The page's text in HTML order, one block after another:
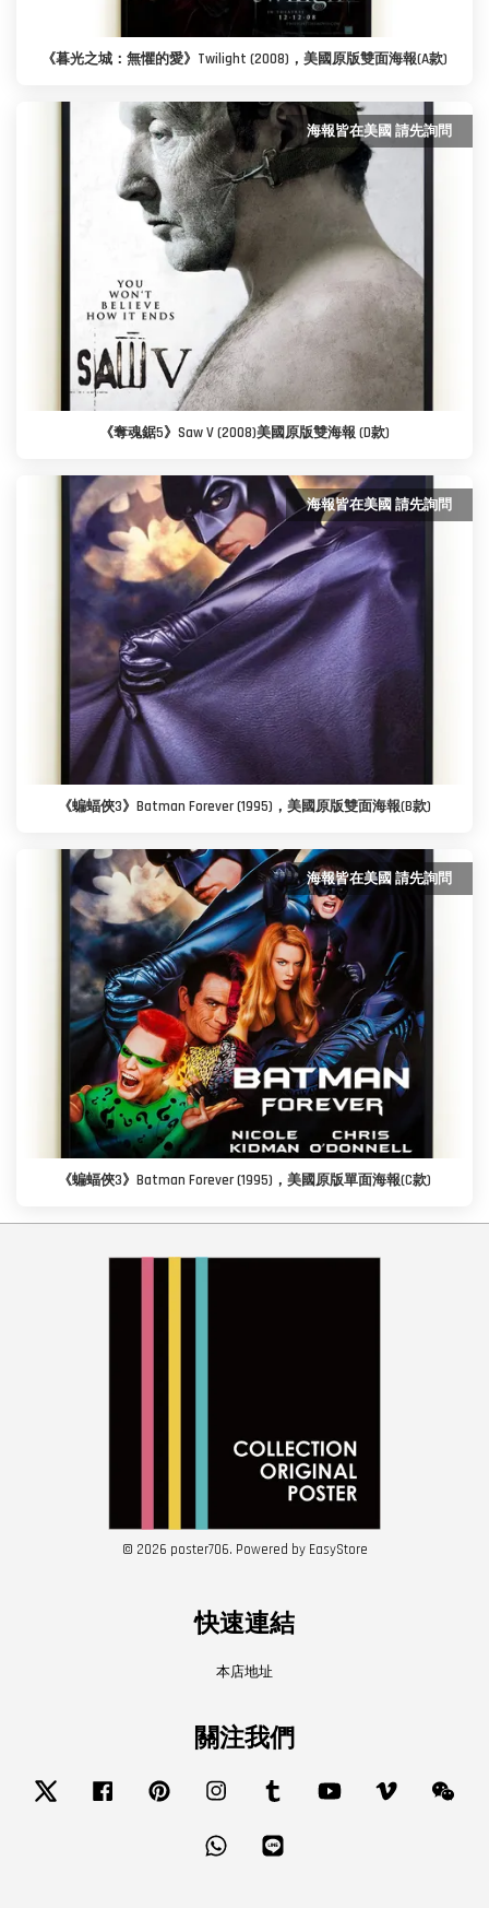
《暮光之城：無懼的愛》Twilight (2008)，美國原版雙面海報(A款)
海報皆在美國 請先詢問
《奪魂鋸5》Saw V (2008)美國原版雙海報 (D款)
海報皆在美國 請先詢問
《蝙蝠俠3》Batman Forever (1995)，美國原版雙面海報(B款)
海報皆在美國 請先詢問
《蝙蝠俠3》Batman Forever (1995)，美國原版單面海報(C款)
© 2026 poster706. Powered by EasyStore
快速連結
本店地址
關注我們
Twitter Facebook Pinterest Instagram Tumblr YouTube Vimeo
Whatsapp